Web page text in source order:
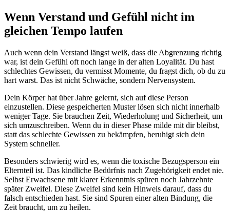
Wenn Verstand und Gefühl nicht im
gleichen Tempo laufen
Auch wenn dein Verstand längst weiß, dass die Abgrenzung richtig
war, ist dein Gefühl oft noch lange in der alten Loyalität. Du hast
schlechtes Gewissen, du vermisst Momente, du fragst dich, ob du zu
hart warst. Das ist nicht Schwäche, sondern Nervensystem.
Dein Körper hat über Jahre gelernt, sich auf diese Person
einzustellen. Diese gespeicherten Muster lösen sich nicht innerhalb
weniger Tage. Sie brauchen Zeit, Wiederholung und Sicherheit, um
sich umzuschreiben. Wenn du in dieser Phase milde mit dir bleibst,
statt das schlechte Gewissen zu bekämpfen, beruhigt sich dein
System schneller.
Besonders schwierig wird es, wenn die toxische Bezugsperson ein
Elternteil ist. Das kindliche Bedürfnis nach Zugehörigkeit endet nie.
Selbst Erwachsene mit klarer Erkenntnis spüren noch Jahrzehnte
später Zweifel. Diese Zweifel sind kein Hinweis darauf, dass du
falsch entschieden hast. Sie sind Spuren einer alten Bindung, die
Zeit braucht, um zu heilen.